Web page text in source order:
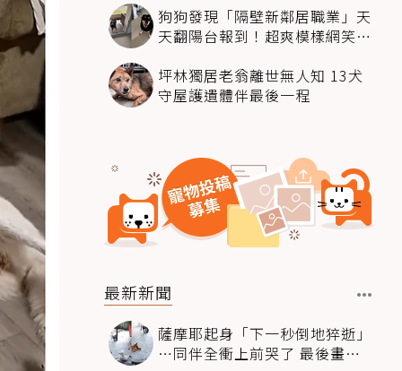
狗狗發現「隔壁新鄰居職業」天
天翻陽台報到！超爽模樣網笑
坪林獨居老翁離世無人知 13犬
守屋護遺體伴最後一程
最新新聞
薩摩耶起身「下一秒倒地猝逝」
…同伴全衝上前哭了 最後畫面